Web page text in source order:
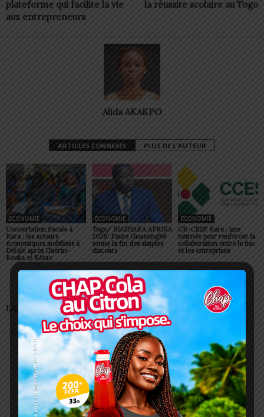
plateforme qui facilite la vie
aux entrepreneurs
la réussite scolaire au Togo
Alida AKAKPO
ARTICLES CONNEXES PLUS DE L'AUTEUR
ECONOMIE
Concertation fiscale à
Kara : les acteurs
économiques mobilisés à
Défalé après Guérin-
Kouka et Kétao
ECONOMIE
Togo/ BIASHARA AFRIKA
2026: Faure Gnassingbé
sonne la fin des simples
discours
ECONOMIE
CR-CESP Kara : une
tournée pour renforcer la
collaboration entre le fisc
et les entreprises
LAISSER UN COMMENTAIRE